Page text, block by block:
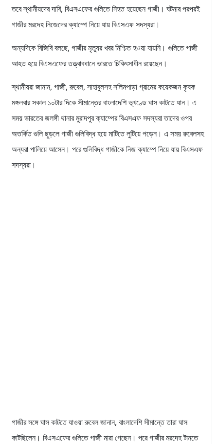
তবে স্থানীয়দের দাবি, বিএসএফের গুলিতে নিহত হয়েছেন গাজী। ঘটনার পরপরই
গাজীর মরদেহ নিজেদের ক্যাম্পে নিয়ে যায় বিএসএফ সদস্যরা।
অন্যদিকে বিজিবি বলছে, গাজীর মৃত্যুর খবর নিশ্চিত হওয়া যায়নি। গুলিতে গাজী
আহত হয়ে বিএসএফের তত্ত্বাবধানে ভারতে চিকিৎসাধীন রয়েছেন।
স্থানীয়রা জানান, গাজী, রুবেল, সাহাবুলসহ সলিমপাড়া গ্রামের কয়েকজন কৃষক
মঙ্গলবার সকাল ১০টার দিকে সীমান্তের বাংলাদেশি ভূখণ্ডে ঘাস কাটতে যান। এ
সময় ভারতের জলঙ্গী থানার মুরাদপুর ক্যাম্পের বিএসএফ সদস্যরা তাদের ওপর
অতর্কিত গুলি ছুড়লে গাজী গুলিবিদ্ধ হয়ে মাটিতে লুটিয়ে পড়েন। এ সময় রুবেলসহ
অন্যরা পালিয়ে আসেন। পরে গুলিবিদ্ধ গাজীকে নিজ ক্যাম্পে নিয়ে যায় বিএসএফ
সদস্যরা।
গাজীর সঙ্গে ঘাস কাটতে যাওয়া রুবেল জানান, বাংলাদেশি সীমান্তে তারা ঘাস
কাটছিলেন। বিএসএফের গুলিতে গাজী মারা গেছেন। পরে গাজীর মরদেহ টানতে